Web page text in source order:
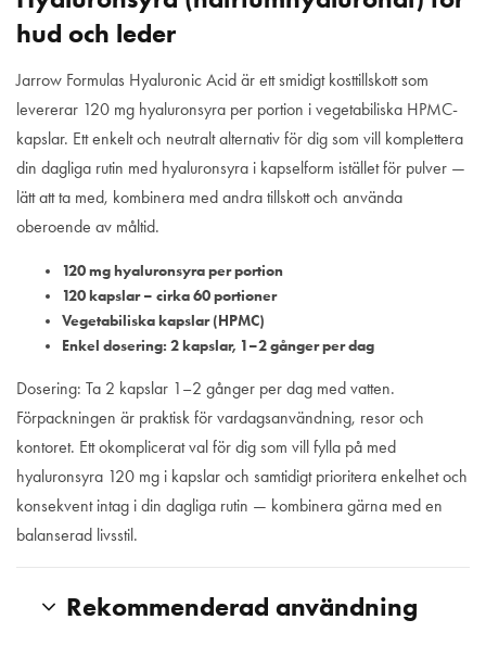
hud och leder
Jarrow Formulas Hyaluronic Acid är ett smidigt kosttillskott som
levererar 120 mg hyaluronsyra per portion i vegetabiliska HPMC-
kapslar. Ett enkelt och neutralt alternativ för dig som vill komplettera
din dagliga rutin med hyaluronsyra i kapselform istället för pulver —
lätt att ta med, kombinera med andra tillskott och använda
oberoende av måltid.
120 mg hyaluronsyra per portion
120 kapslar – cirka 60 portioner
Vegetabiliska kapslar (HPMC)
Enkel dosering: 2 kapslar, 1–2 gånger per dag
Dosering: Ta 2 kapslar 1–2 gånger per dag med vatten.
Förpackningen är praktisk för vardagsanvändning, resor och
kontoret. Ett okomplicerat val för dig som vill fylla på med
hyaluronsyra 120 mg i kapslar och samtidigt prioritera enkelhet och
konsekvent intag i din dagliga rutin — kombinera gärna med en
balanserad livsstil.
Rekommenderad användning